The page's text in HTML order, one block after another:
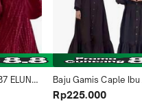
ELUNA
Baju Gamis Caple Ibu
Perempuan Model Ter
Rp225.000